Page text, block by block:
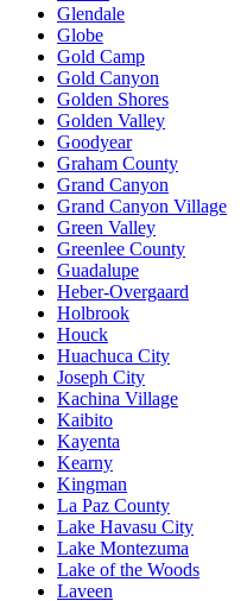
Glendale
Globe
Gold Camp
Gold Canyon
Golden Shores
Golden Valley
Goodyear
Graham County
Grand Canyon
Grand Canyon Village
Green Valley
Greenlee County
Guadalupe
Heber-Overgaard
Holbrook
Houck
Huachuca City
Joseph City
Kachina Village
Kaibito
Kayenta
Kearny
Kingman
La Paz County
Lake Havasu City
Lake Montezuma
Lake of the Woods
Laveen